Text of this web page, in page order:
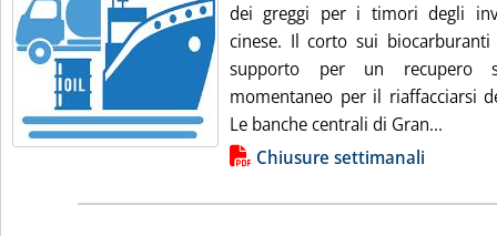
dei greggi per i timori degli
cinese. Il corto sui
supporto per un recupero
momentaneo per il riaffacciarsi
Le banche centrali di Gran...
Lista allegati PDF alla notiziaChiusure settimanali